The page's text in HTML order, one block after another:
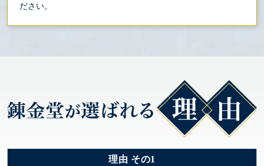
ださい。
理由 その1